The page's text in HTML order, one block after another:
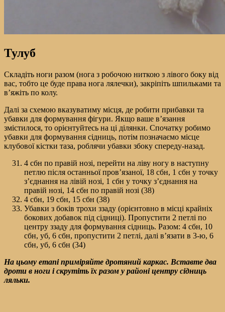
Тулуб
Складіть ноги разом (нога з робочою ниткою з лівого боку від
вас, тобто це буде права нога лялечки), закріпіть шпильками та
в’яжіть по колу.
Далі за схемою вказуватиму місця, де робити прибавки та
убавки для формування фігури. Якщо ваше в’язання
змістилося, то орієнтуйтесь на ці ділянки. Спочатку робимо
убавки для формування сідниць, потім позначаємо місце
клубової кістки таза, роблячи убавки збоку спереду-назад.
4 сбн по правій нозі, перейти на ліву ногу в наступну
петлю після останньої пров’язаної, 18 сбн, 1 сбн у точку
з’єднання на лівій нозі, 1 сбн у точку з’єднання на
правій нозі, 14 сбн по правій нозі (38)
4 сбн, 19 сбн, 15 сбн (38)
Убавки з боків трохи ззаду (орієнтовно в місці крайніх
бокових добавок під сідниці). Пропустити 2 петлі по
центру ззаду для формування сідниць. Разом: 4 сбн, 10
сбн, уб, 6 сбн, пропустити 2 петлі, далі в’язати в 3-ю, 6
сбн, уб, 6 сбн (34)
На цьому етапі приміряйте дротяний каркас. Вставте два
дроти в ноги і скрутіть їх разом у районі центру сідниць
ляльки.